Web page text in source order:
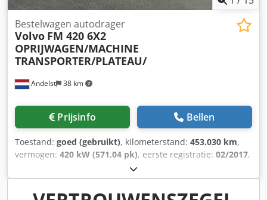
Andelst 38 km
Bestelwagen autodrager
Volvo FM 420 6X2
OPRIJWAGEN/MACHINE
TRANSPORTER/PLATEAU/
Prijsinfo Bellen
Toestand: goed (gebruikt), kilometerstand: 453.030 km,
vermogen: 420 kW (571,04 pk), eerste registratie: 02/2017,
, asconfiguratie:
diesel, brandstoftankcapaciteit:500 l, remmen:motorrem,
kleur: zwart, bestuurderscabine:dagcabine, soort